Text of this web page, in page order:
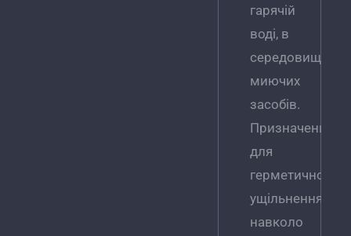
гарячій
воді, в
середовищі
миючих
засобів.
Призначений
для
герметичного
ущільнення
навколо